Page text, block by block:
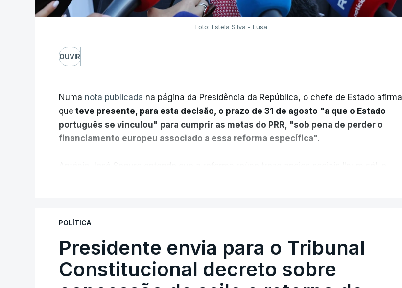
Foto: Estela Silva - Lusa
OUVIR
Numa nota publicada na página da Presidência da República, o chefe de Estado afirma
que teve presente, para esta decisão, o prazo de 31 de agosto "a que o Estado
português se vinculou" para cumprir as metas do PRR, "sob pena de perder o
financiamento europeu associado a essa reforma específica".
os apoios chegam a quem mais necessita, estaremos a dar um passo na direção
Assegurar que "ninguém é prejudicado"
POLÍTICA
Presidente envia para o Tribunal
Constitucional decreto sobre